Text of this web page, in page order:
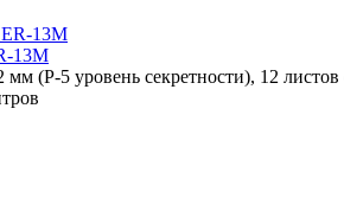
13M
мм (P-5 уровень секретности), 12